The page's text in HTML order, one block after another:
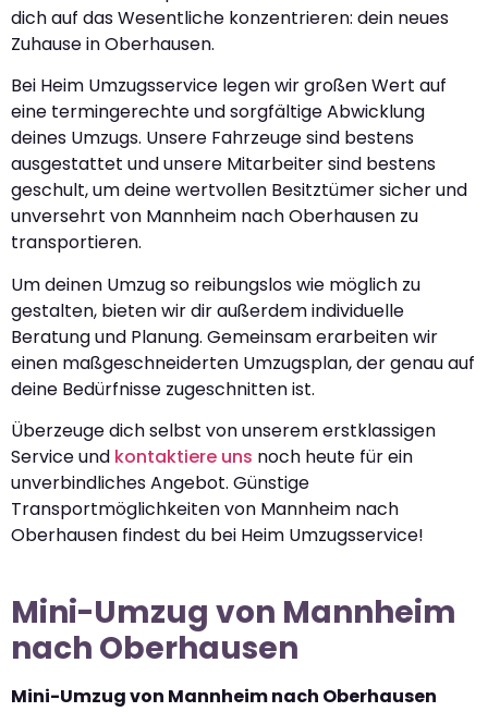
dich auf das Wesentliche konzentrieren: dein neues
Zuhause in Oberhausen.
Bei Heim Umzugsservice legen wir großen Wert auf
eine termingerechte und sorgfältige Abwicklung
deines Umzugs. Unsere Fahrzeuge sind bestens
ausgestattet und unsere Mitarbeiter sind bestens
geschult, um deine wertvollen Besitztümer sicher und
unversehrt von Mannheim nach Oberhausen zu
transportieren.
Um deinen Umzug so reibungslos wie möglich zu
gestalten, bieten wir dir außerdem individuelle
Beratung und Planung. Gemeinsam erarbeiten wir
einen maßgeschneiderten Umzugsplan, der genau auf
deine Bedürfnisse zugeschnitten ist.
Überzeuge dich selbst von unserem erstklassigen
Service und kontaktiere uns noch heute für ein
unverbindliches Angebot. Günstige
Transportmöglichkeiten von Mannheim nach
Oberhausen findest du bei Heim Umzugsservice!
Mini-Umzug von Mannheim
nach Oberhausen
Mini-Umzug von Mannheim nach Oberhausen